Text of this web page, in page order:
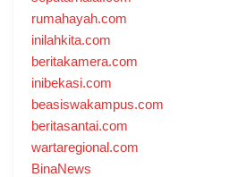
rumahayah.com
inilahkita.com
beritakamera.com
inibekasi.com
beasiswakampus.com
beritasantai.com
wartaregional.com
BinaNews